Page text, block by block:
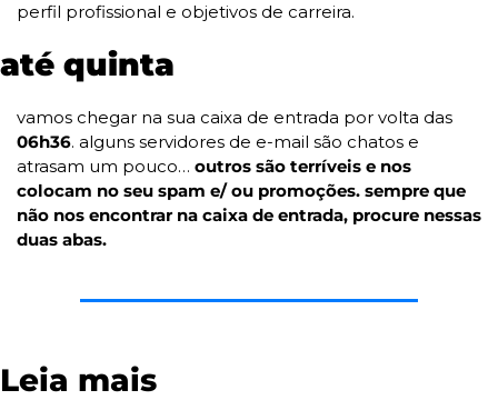
perfil profissional e objetivos de carreira.
até quinta
06h36. alguns servidores de e-mail são chatos e
atrasam um pouco… outros são terríveis e nos
colocam no seu spam e/ ou promoções. sempre que
não nos encontrar na caixa de entrada, procure nessas
duas abas.
Leia mais